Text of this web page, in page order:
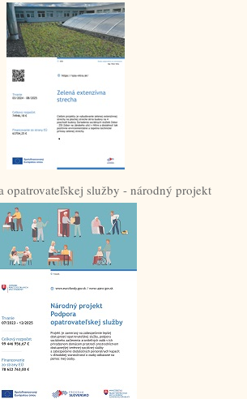
opatrovateľskej služby - národný projekt